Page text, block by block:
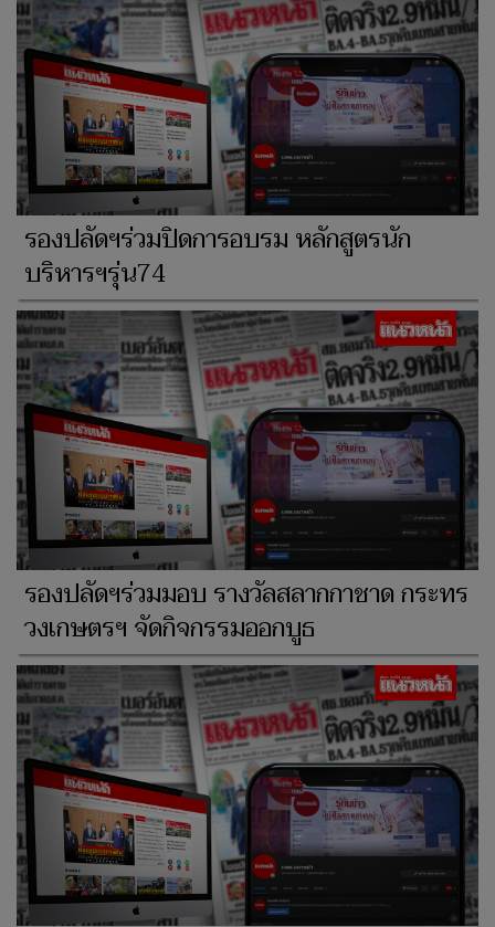
รองปลัดฯร่วมปิดการอบรม หลักสูตรนัก
บริหารฯรุ่น74
รองปลัดฯร่วมมอบ รางวัลสลากกาชาด กระทร
วงเกษตรฯ จัดกิจกรรมออกบูธ